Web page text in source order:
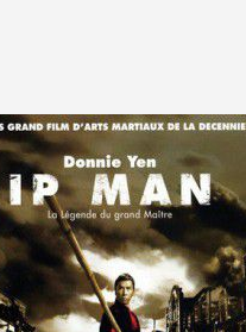
plutôt qu'à décrire le film.
l'intrigue !